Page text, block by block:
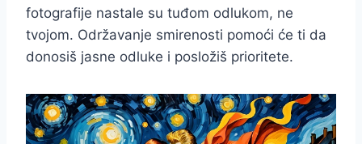
fotografije nastale su tuđom odlukom, ne
tvojom. Održavanje smirenosti pomoći će ti da
donosiš jasne odluke i posložiš prioritete.